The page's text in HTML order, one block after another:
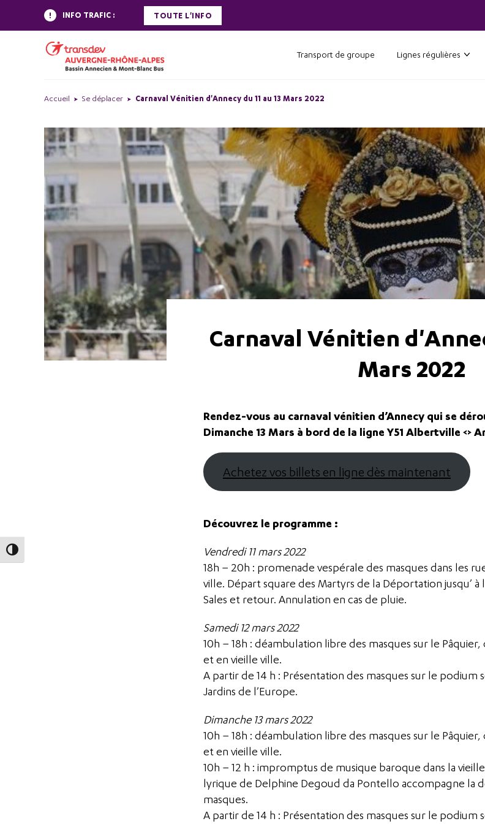
Passer en contraste élevé
INFO TRAFIC : TOUTE L'INFO
Transport de groupe Lignes régulières
Accueil Se déplacer Carnaval Vénitien d'Annecy du 11 au 13 Mars 2022
Carnaval Vénitien
Mars 2022
Rendez-vous au carnaval vénitien d’Annecy qui se
Dimanche 13 Mars à bord de la ligne Y51 Albertville <>
Achetez vos billets en ligne dès maintenant
Découvrez le programme :
Vendredi 11 mars 2022
18h – 20h : promenade vespérale des masques dans les
ville. Départ square des Martyrs de la Déportation jusqu’ à
Sales et retour. Annulation en cas de pluie.
Samedi 12 mars 2022
10h – 18h : déambulation libre des masques sur le Pâquier,
et en vieille ville.
A partir de 14 h : Présentation des masques sur le podium
Jardins de l’Europe.
Dimanche 13 mars 2022
10h – 18h : déambulation libre des masques sur le Pâquier,
et en vieille ville.
10h – 12 h : impromptus de musique baroque dans la
lyrique de Delphine Degoud da Pontello accompagne la
masques.
A partir de 14 h : Présentation des masques sur le podium